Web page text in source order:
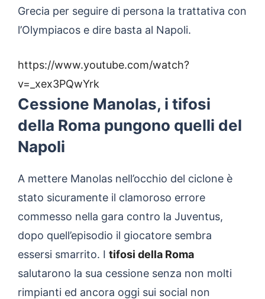
Grecia per seguire di persona la trattativa con
l’Olympiacos e dire basta al Napoli.
https://www.youtube.com/watch?
v=_xex3PQwYrk
Cessione Manolas, i tifosi
della Roma pungono quelli del
Napoli
A mettere Manolas nell’occhio del ciclone è
stato sicuramente il clamoroso errore
commesso nella gara contro la Juventus,
dopo quell’episodio il giocatore sembra
essersi smarrito. I tifosi della Roma
salutarono la sua cessione senza non molti
rimpianti ed ancora oggi sui social non